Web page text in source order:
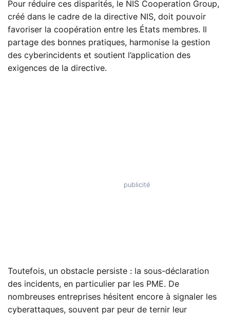
Pour réduire ces disparités, le NIS Cooperation Group,
créé dans le cadre de la directive NIS, doit pouvoir
favoriser la coopération entre les États membres. Il
partage des bonnes pratiques, harmonise la gestion
des cyberincidents et soutient l’application des
exigences de la directive.
Toutefois, un obstacle persiste : la sous-déclaration
des incidents, en particulier par les PME. De
nombreuses entreprises hésitent encore à signaler les
cyberattaques, souvent par peur de ternir leur